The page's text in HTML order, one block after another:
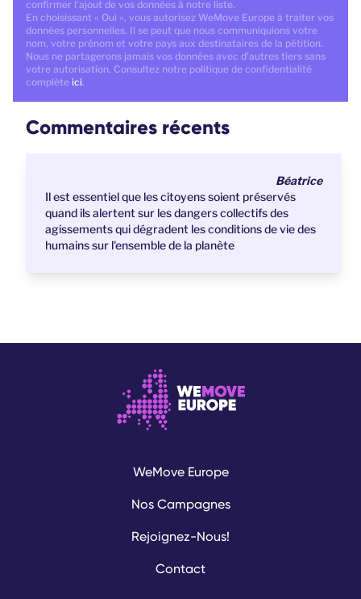
confirmer l'ajout de vos données à notre liste.
En choisissant « Oui », vous autorisez WeMove Europe à traiter vos
données personnelles. Il se peut que nous communiquions votre
nom, votre prénom et votre pays aux destinataires de la pétition.
Nous ne partagerons jamais vos données avec d'autres tiers sans
votre autorisation. Consultez notre politique de confidentialité
complète ici.
Commentaires récents
Béatrice
Il est essentiel que les citoyens soient préservés
quand ils alertent sur les dangers collectifs des
agissements qui dégradent les conditions de vie des
humains sur l'ensemble de la planète
WeMove Europe
Nos Campagnes
Rejoignez-Nous!
Contact